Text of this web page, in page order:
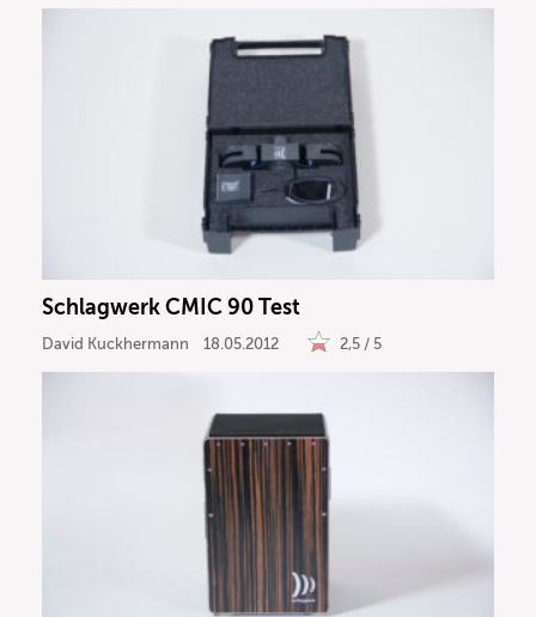
Schlagwerk CMIC 90 Test
David Kuckhermann 18.05.2012 2,5 / 5